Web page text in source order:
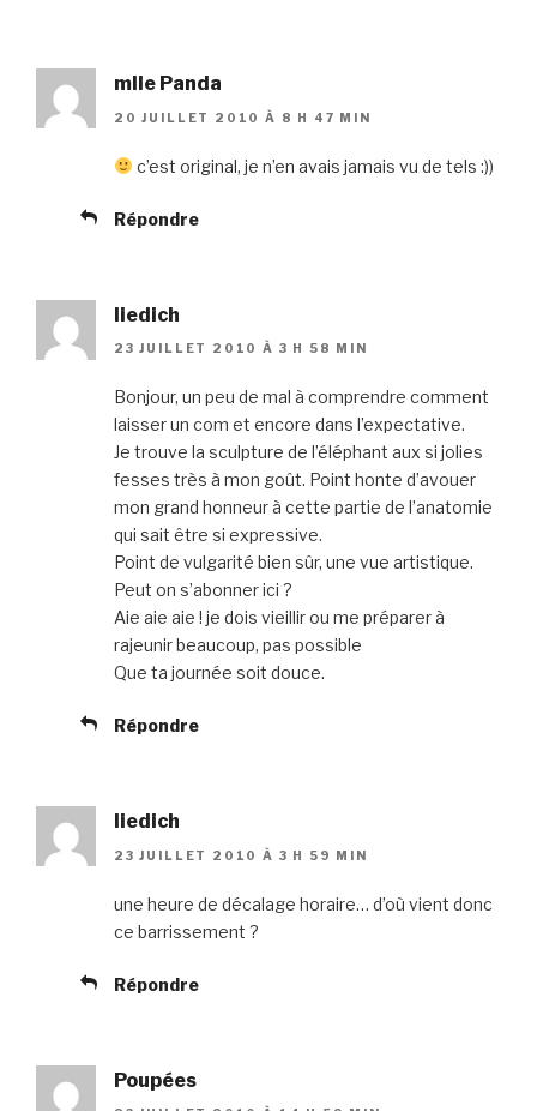
mlle Panda
20 JUILLET 2010 À 8 H 47 MIN
c’est original, je n’en avais jamais vu de tels :))
Répondre
liedich
23 JUILLET 2010 À 3 H 58 MIN
Bonjour, un peu de mal à comprendre comment
laisser un com et encore dans l’expectative.
Je trouve la sculpture de l’éléphant aux si jolies
fesses très à mon goût. Point honte d’avouer
mon grand honneur à cette partie de l’anatomie
qui sait être si expressive.
Point de vulgarité bien sûr, une vue artistique.
Peut on s’abonner ici ?
Aie aie aie ! je dois vieillir ou me préparer à
rajeunir beaucoup, pas possible
Que ta journée soit douce.
Répondre
liedich
23 JUILLET 2010 À 3 H 59 MIN
une heure de décalage horaire… d’où vient donc
ce barrissement ?
Répondre
Poupées